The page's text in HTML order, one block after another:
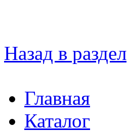
Назад в раздел
Главная
Каталог